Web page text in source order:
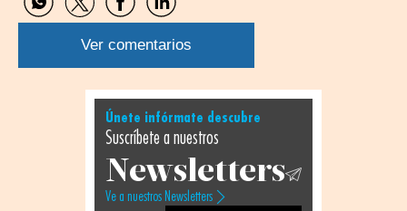
Compartir
por
WhatsApp
Compartir
por
Twitter
Compartir
por
Facebook
Compartir
por
Linkedin
Ver comentarios
Únete infórmate descubre
Suscríbete a nuestros
Newsletters
Ve a nuestros Newsletters